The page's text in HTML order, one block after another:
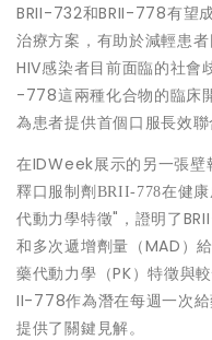
BRII-732和BRII-778有望
治療方案，有助於減輕患
HIV感染者目前面臨的社會
-778這兩種化合物的臨床
為患者提供首個口服長效
在IDWeek展示的另一張壁
釋口服制劑BRII-778在健
代動力學特徵"，證明了
和多次遞增劑量（MAD）
藥代動力學（PK）特徵與
II-778作為潛在每週一次
提供了關鍵見解。